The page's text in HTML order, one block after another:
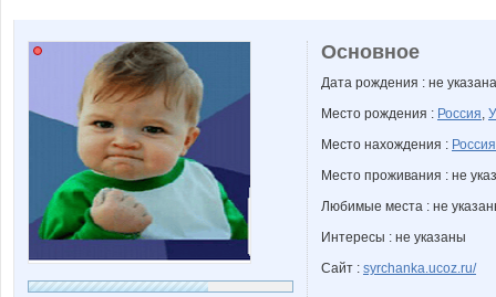
Основное
Дата рождения : не указана
Место рождения : Россия,
Место нахождения : Россия
Место проживания : не
Любимые места : не
Интересы : не указаны
Сайт : syrchanka.ucoz.ru/